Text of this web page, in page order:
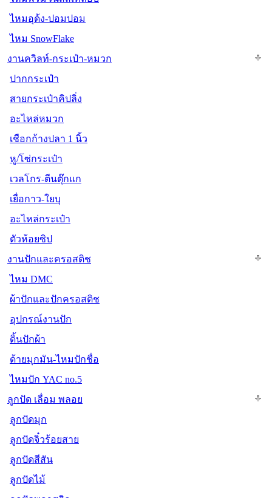
ไหมอุด้ง-ปอมปอม
ไหม SnowFlake
งานควิลท์-กระเป๋า-หมวก
ปากกระเป๋า
สายกระเป๋าคิปลิ่ง
อะไหล่หมวก
เชือกก้างปลา 1 นิ้ว
หู/โซ่กระเป๋า
เวลโกร-ตีนตุ๊กแก
เยื่อกาว-ใยบุ
อะไหล่กระเป๋า
ตัวห้อยซิป
งานปักและครอสติช
ไหม DMC
ผ้าปักและปักครอสติช
อุปกรณ์งานปัก
ดิ้นปักผ้า
ด้ายมุกมัน-ไหมปักชื่อ
ไหมปัก YAC no.5
ลูกปัด เลื่อม พลอย
ลูกปัดมุก
ลูกปัดจิ๋วร้อยสาย
ลูกปัดสีสัน
ลูกปัดไม้